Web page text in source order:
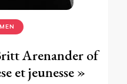
Arenander of
et jeunesse »